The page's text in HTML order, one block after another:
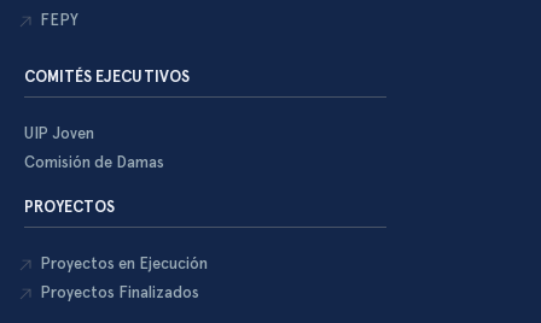
FEPY
COMITÉS EJECUTIVOS
UIP Joven
Comisión de Damas
PROYECTOS
Proyectos en Ejecución
Proyectos Finalizados